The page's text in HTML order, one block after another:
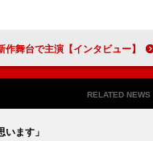
」和太鼓を舞台で披露 秦建日子の新作舞台で主演【インタビュー】
RELATED NEWS
ます」